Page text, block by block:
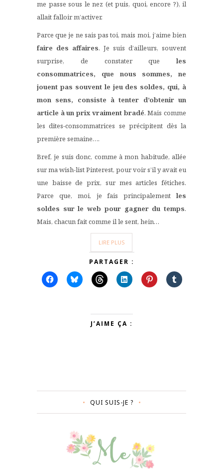
me passe sous le nez (et puis, quoi, encore ?), il
allait falloir m’activer.
Parce que je ne sais pas toi, mais moi, j’aime bien
faire des affaires. Je suis d’ailleurs, souvent
surprise, de constater que les
consommatrices, que nous sommes, ne
jouent pas souvent le jeu des soldes, qui, à
mon sens, consiste à tenter d’obtenir un
article à un prix vraiment bradé. Mais comme
les dites-consommatrices se précipitent dès la
première semaine….
Bref, je suis donc, comme à mon habitude, allée
sur ma wish-list Pinterest, pour voir s’il y avait eu
une baisse de prix, sur mes articles fétiches.
Parce que, moi, je fais principalement les
soldes sur le web pour gagner du temps.
Mais, chacun fait comme il le sent, hein…
LIRE PLUS
PARTAGER :
J’AIME ÇA :
QUI SUIS-JE ?